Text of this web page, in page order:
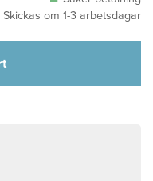
Skickas om 1-3 arbetsdagar